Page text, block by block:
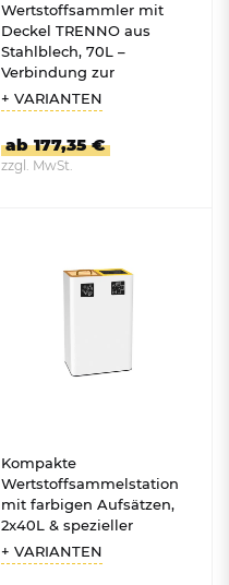
Wertstoffsammler mit
Deckel TRENNO aus
Stahlblech, 70L –
Verbindung zur
Wertstoffsammelstation
möglich
+ VARIANTEN
ab 177,35 €
zzgl. MwSt.
Kompakte
Wertstoffsammelstation
mit farbigen Aufsätzen,
2x40L & spezieller
Bioabfallbehälter, 30L
+ VARIANTEN